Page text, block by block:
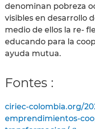
denominan pobreza
visibles en desarrollo
medio de ellos la re-
educando para la
ayuda mutua.
Fontes :
ciriec-colombia.org/
emprendimientos-